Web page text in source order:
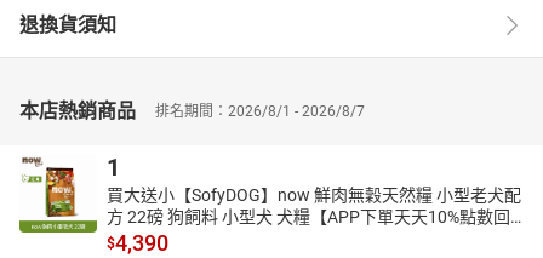
退換貨須知
本店熱銷商品 排名期間：2026/8/1 - 2026/8/7
1
買大送小【SofyDOG】now 鮮肉無穀天然糧 小型老犬配
方 22磅 狗飼料 小型犬 犬糧【APP下單天天10%點數回
饋】
$4,390